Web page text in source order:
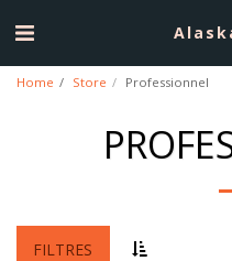
Home Store Professionnel
FILTRES